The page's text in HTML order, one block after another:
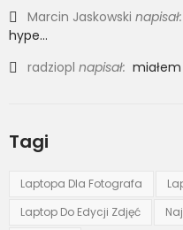
Marcin Jaskowski napisał:
hype...
radziopl napisał:
Tagi
Laptopa Dla Fotografa
Laptop Do Edycji Zdjęć